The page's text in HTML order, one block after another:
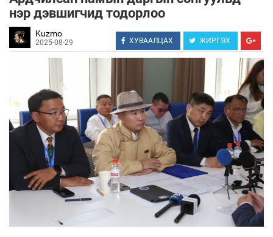
нэр дэвшигчид тодорлоо
Kuzmo
2025-08-29 ХУВААЛЦАХ ЖИРГЭХ